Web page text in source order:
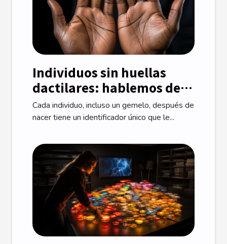
Individuos sin huellas
dactilares: hablemos de
ello
Cada individuo, incluso un gemelo, después de
nacer tiene un identificador único que le...